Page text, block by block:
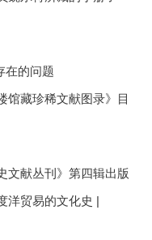
在的问题
馆藏珍稀文献图录》目
文献丛刊》第四辑出版
洋贸易的文化史 |